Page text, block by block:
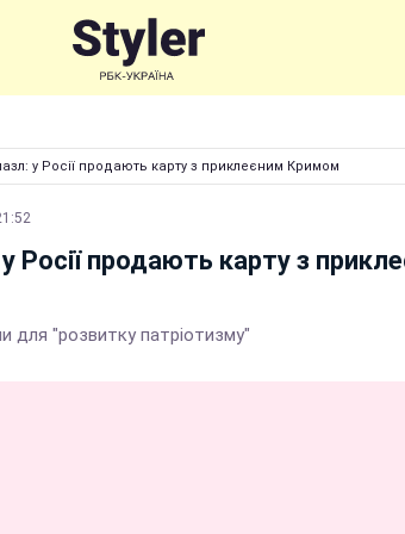
у Росії продають карту з приклеєним Кримом
Росії продають карту з
для "розвитку патріотизму"